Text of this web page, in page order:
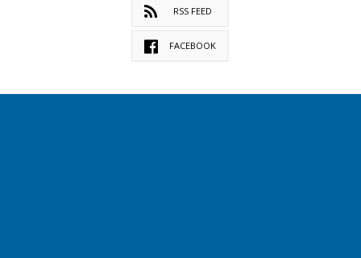
RSS FEED
FACEBOOK